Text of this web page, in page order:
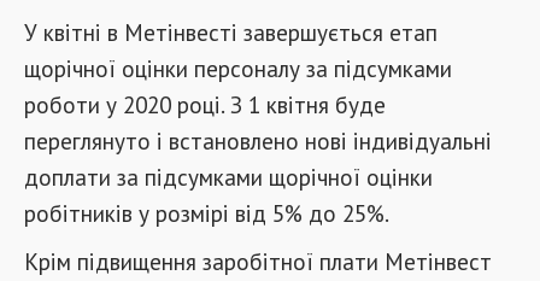
У квітні в Метінвесті завершується етап
щорічної оцінки персоналу за підсумками
роботи у 2020 році. З 1 квітня буде
переглянуто і встановлено нові індивідуальні
доплати за підсумками щорічної оцінки
робітників у розмірі від 5% до 25%.
Крім підвищення заробітної плати Метінвест